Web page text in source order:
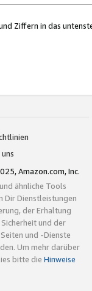
Ziffern in das
Amazon.com, Inc.
ähnliche Tools
Dir Dienstleistungen
der Erhaltung
und der
und -Dienste
Um mehr darüber
bitte die Hinweise